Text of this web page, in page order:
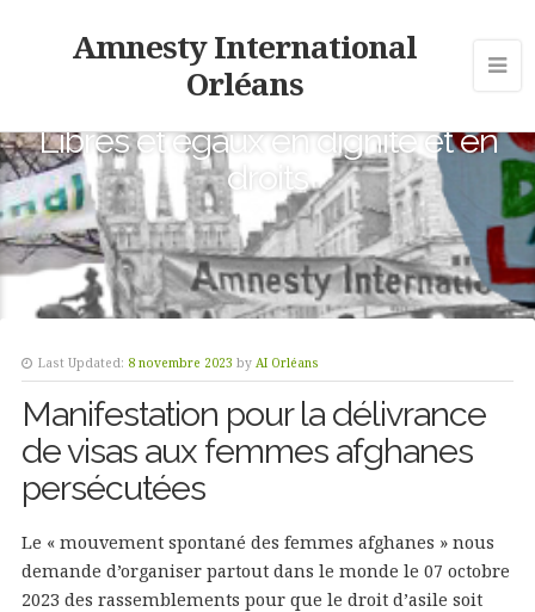
Amnesty International
Orléans
Libres et égaux en dignité et en
droits
Last Updated: 8 novembre 2023 by AI Orléans
Manifestation pour la délivrance
de visas aux femmes afghanes
persécutées
Le « mouvement spontané des femmes afghanes » nous
demande d’organiser partout dans le monde le 07 octobre
2023 des rassemblements pour que le droit d’asile soit